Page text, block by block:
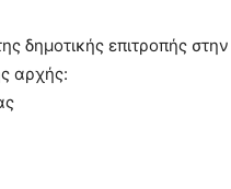
δημοτικής επιτροπής
αρχής: